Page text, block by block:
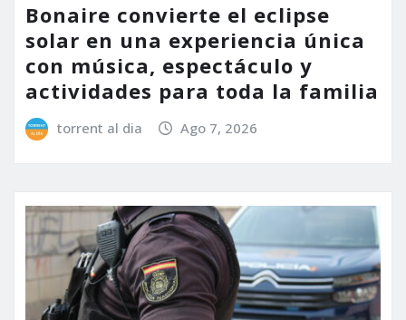
Bonaire convierte el eclipse
solar en una experiencia única
con música, espectáculo y
actividades para toda la familia
torrent al dia Ago 7, 2026